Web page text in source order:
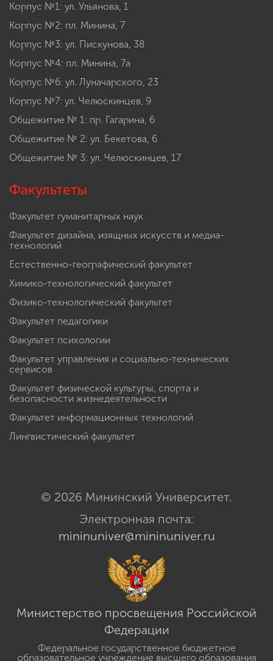
Корпус №1: ул. Ульянова, 1
Корпус №2: пл. Минина, 7
Корпус №3: ул. Пискунова, 38
Корпус №4: пл. Минина, 7а
Корпус №6: ул. Луначарского, 23
Корпус №7: ул. Челюскинцев, 9
Общежитие № 1: пр. Гагарина, 6
Общежитие № 2: ул. Бекетова, 6
Общежитие № 3: ул. Челюскинцев, 17
Факультеты
Факультет гуманитарных наук
Факультет дизайна, изящных искусств и медиа-
технологий
Естественно-географический факультет
Химико-технологический факультет
Физико-технологический факультет
Факультет педагогики
Факультет психологии
Факультет управления и социально-технических
сервисов
Факультет физической культуры, спорта и
безопасности жизнедеятельности
Факультет информационных технологий
Лингвистический факультет
© 2026 Мининский Университет.
Электронная почта:
mininuniver@mininuniver.ru
Министерство просвещения Российской
Федерации
Федеральное государственное бюджетное
образовательное учреждение высшего образования